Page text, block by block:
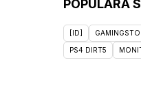
POPULÄRA
[ID] GAMINGSTOL
PS4 DIRT5